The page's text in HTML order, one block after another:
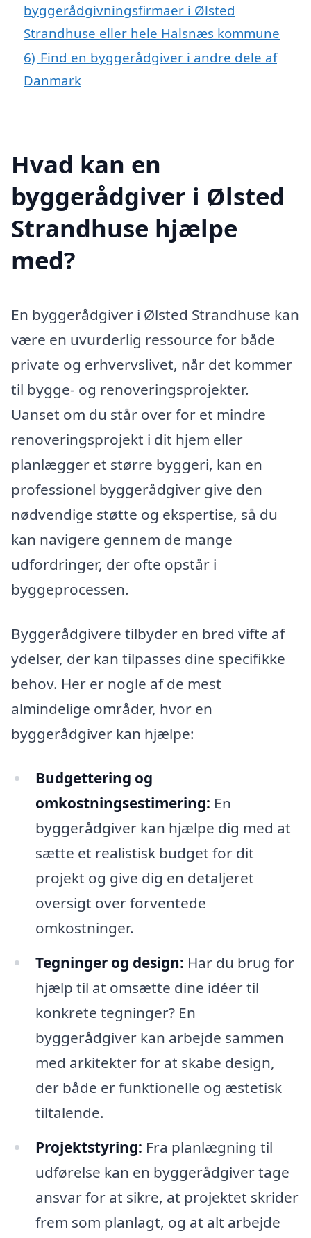
byggerådgivningsfirmaer i Ølsted
Strandhuse eller hele Halsnæs kommune
6) Find en byggerådgiver i andre dele af
Danmark
Hvad kan en
byggerådgiver i Ølsted
Strandhuse hjælpe
med?
En byggerådgiver i Ølsted Strandhuse kan
være en uvurderlig ressource for både
private og erhvervslivet, når det kommer
til bygge- og renoveringsprojekter.
Uanset om du står over for et mindre
renoveringsprojekt i dit hjem eller
planlægger et større byggeri, kan en
professionel byggerådgiver give den
nødvendige støtte og ekspertise, så du
kan navigere gennem de mange
udfordringer, der ofte opstår i
byggeprocessen.
Byggerådgivere tilbyder en bred vifte af
ydelser, der kan tilpasses dine specifikke
behov. Her er nogle af de mest
almindelige områder, hvor en
byggerådgiver kan hjælpe:
Budgettering og
omkostningsestimering: En
byggerådgiver kan hjælpe dig med at
sætte et realistisk budget for dit
projekt og give dig en detaljeret
oversigt over forventede
omkostninger.
Tegninger og design: Har du brug for
hjælp til at omsætte dine idéer til
konkrete tegninger? En
byggerådgiver kan arbejde sammen
med arkitekter for at skabe design,
der både er funktionelle og æstetisk
tiltalende.
Projektstyring: Fra planlægning til
udførelse kan en byggerådgiver tage
ansvar for at sikre, at projektet skrider
frem som planlagt, og at alt arbejde